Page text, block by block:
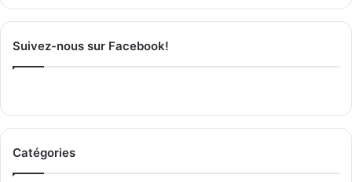
g
p
é
g
s
i
Suivez-nous sur Facebook!
Catégories